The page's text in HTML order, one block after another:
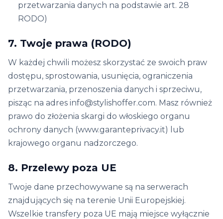
przetwarzania danych na podstawie art. 28
RODO)
7. Twoje prawa (RODO)
W każdej chwili możesz skorzystać ze swoich praw
dostępu, sprostowania, usunięcia, ograniczenia
przetwarzania, przenoszenia danych i sprzeciwu,
pisząc na adres info@stylishoffer.com. Masz również
prawo do złożenia skargi do włoskiego organu
ochrony danych (www.garanteprivacy.it) lub
krajowego organu nadzorczego.
8. Przelewy poza UE
Twoje dane przechowywane są na serwerach
znajdujących się na terenie Unii Europejskiej.
Wszelkie transfery poza UE mają miejsce wyłącznie